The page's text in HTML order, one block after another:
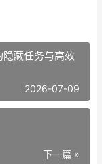
藏任务与高效
2026-07-09
下一篇 »